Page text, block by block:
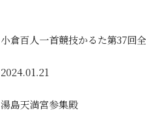
小倉百人一首競技かるた第37回
2024.01.21
湯島天満宮参集殿